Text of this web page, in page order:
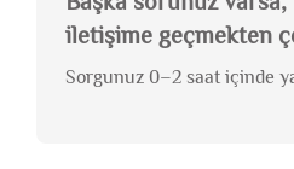
iletişime geçmekten
Sorgunuz 0–2 saat içinde